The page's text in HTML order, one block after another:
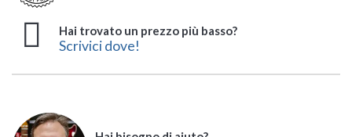
Hai trovato un prezzo più basso?
Scrivici dove!